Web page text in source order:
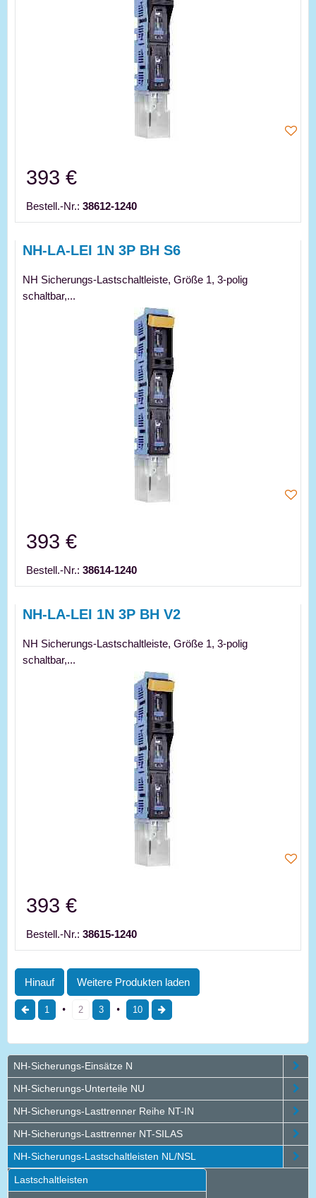
393 €
Bestell.-Nr.: 38612-1240
NH-LA-LEI 1N 3P BH S6
NH Sicherungs-Lastschaltleiste, Größe 1, 3-polig
schaltbar,...
393 €
Bestell.-Nr.: 38614-1240
NH-LA-LEI 1N 3P BH V2
NH Sicherungs-Lastschaltleiste, Größe 1, 3-polig
schaltbar,...
393 €
Bestell.-Nr.: 38615-1240
Hinauf Weitere Produkten laden
1 2 3 10
NH-Sicherungs-Einsätze N
NH-Sicherungs-Unterteile NU
NH-Sicherungs-Lasttrenner Reihe NT-IN
NH-Sicherungs-Lasttrenner NT-SILAS
NH-Sicherungs-Lastschaltleisten NL/NSL
Lastschaltleisten